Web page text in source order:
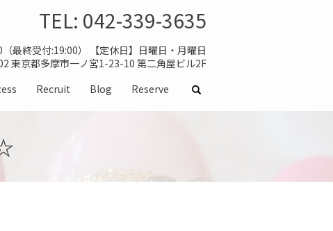
TEL: 042-339-3635
（最終受付:19:00） 【定休日】日曜日・月曜日
東京都多摩市一ノ宮1-23-10 第二角屋ビル2F
Recruit Blog Reserve search